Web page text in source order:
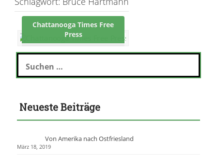
Chattanooga Times Free
Press
c
n
h
Neueste Beiträge
Von Amerika nach Ostfriesland
März 18, 2019